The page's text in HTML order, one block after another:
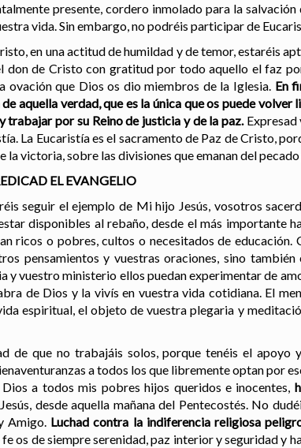
presente, cordero inmolado para la
vida. Sin embargo, no podréis participar de
en una actitud de humildad y de temor, estaréis
don de Cristo con gratitud por todo aquello el faz
ovación que Dios os dio miembros de la Iglesia. En
aquella verdad, que es la única que os puede
trabajar por su Reino de justicia y de la paz.
La Eucaristía es el sacramento de Paz de Cristo,
la victoria, sobre las divisiones que emanan del
EL EVANGELIO
seguir el ejemplo de Mi hijo Jesús, vosotros
disponibles al rebaño, desde el más importante
ricos o pobres, cultos o necesitados de
pensamientos y vuestras oraciones, sino
y vuestro ministerio ellos puedan experimentar de
de Dios y la vivís en vuestra vida cotidiana. El
espiritual, el objeto de vuestra plegaria y
de que no trabajáis solos, porque tenéis el
a todos los que libremente optan por
a todos mis pobres hijos queridos e inocentes,
desde aquella mañana del Pentecostés. No
Amigo. Luchad contra la indiferencia religiosa
os de siempre serenidad, paz interior y seguridad y